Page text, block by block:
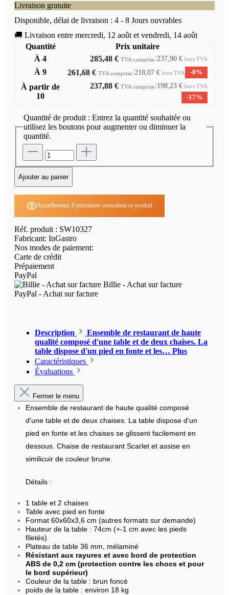
Livraison gratuite
Disponible, délai de livraison : 4 - 8 Jours ouvrables
🚚 Livraison entre mercredi, 12 août et vendredi, 14 août
Quantité
Prix unitaire
À 4 285,48 € TVA comprise/237,90 € hors TVA
À 9 261,68 € TVA comprise/218,07 € hors TVA -8%
À partir de
10
237,88 € TVA comprise/198,23 € hors TVA
-17%
Quantité de produit : Entrez la quantité souhaitée ou
utilisez les boutons pour augmenter ou diminuer la
quantité.
Ajouter au panier
Actuellement, 8 personnes consultent ce produit
Réf. produit : SW10327
Fabricant: InGastro
Nos modes de paiement:
Carte de crédit
Prépaiement
PayPal
Billie - Achat sur facture
PayPal - Achat sur facture
Description
Ensemble de restaurant de haute
qualité composé d'une table et de deux chaises. La
table dispose d'un pied en fonte et les… Plus
Caractéristiques
Évaluations
Fermer le menu
Ensemble de restaurant de haute qualité composé
d'une table et de deux chaises. La table dispose d'un
pied en fonte et les chaises se glissent facilement en
dessous. Chaise de restaurant Scarlet et assise en
similicuir de couleur brune.
Détails :
1 table et 2 chaises
Table avec pied en fonte
Format 60x60x3,6 cm (autres formats sur demande)
Hauteur de la table : 74cm (+-1 cm avec les pieds
filetés)
Plateau de table 36 mm, mélaminé
Résistant aux rayures et avec bord de protection
ABS de 0,2 cm (protection contre les chocs et pour
le bord supérieur)
Couleur de la table : brun foncé
poids de la table : environ 18 kg